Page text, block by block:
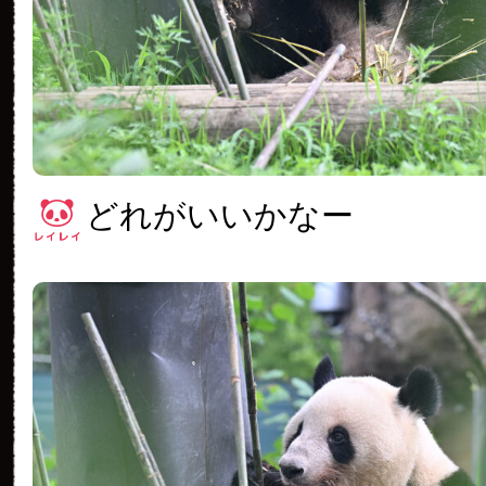
どれがいいかなー